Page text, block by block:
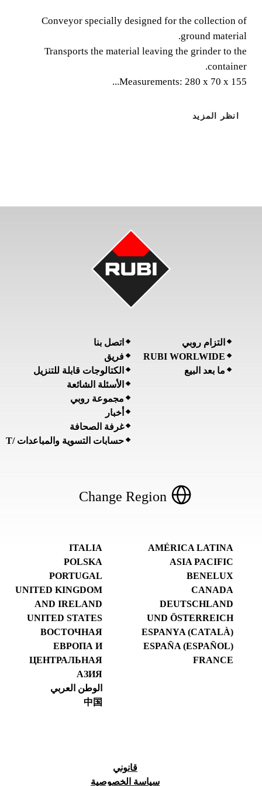
material. Transports the material leaving the grinder to
the container. Measurements: 280 x 70 x 155 cm.
Conveyor specially designed for the collection of
ground material.
Transports the material leaving the grinder to the
container.
Measurements: 280 x 70 x 155...
انظر المزيد
التزام روبي
RUBI WORLWIDE
ما بعد البيع
اتصل بنا
فريق
الكتالوجات قابلة للتنزيل
الأسئلة الشائعة
مجموعة روبي
أخبار
غرفة الصحافة
حسابات التسوية والمباعدات /T
Change Region
AMÉRICA LATINA
ASIA PACIFIC
BENELUX
CANADA
DEUTSCHLAND
UND ÖSTERREICH
ESPANYA (CATALÀ)
ESPAÑA (ESPAÑOL)
FRANCE
ITALIA
POLSKA
PORTUGAL
UNITED KINGDOM
AND IRELAND
UNITED STATES
ВОСТОЧНАЯ
ЕВРОПА И
ЦЕНТРАЛЬНАЯ
АЗИЯ
الوطن العربي
中国
قانوني
سياسة الخصوصية